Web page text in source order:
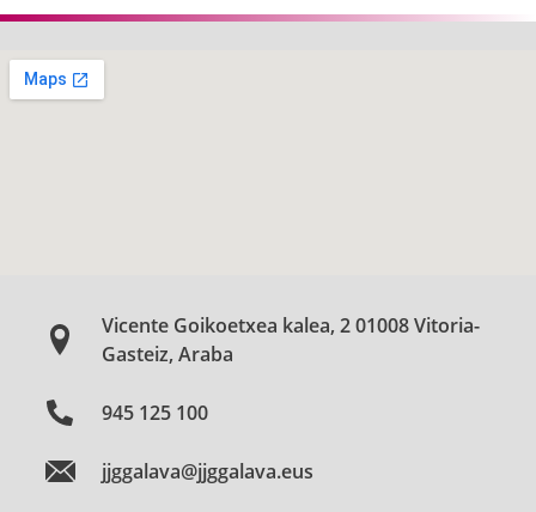
Vicente Goikoetxea kalea, 2 01008 Vitoria-
Gasteiz, Araba
945 125 100
jjggalava@jjggalava.eus